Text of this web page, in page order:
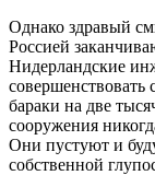
Однако здравый
Россией
Нидерландские
совершенствовать
бараки на две
сооружения
Они пустуют и
собственной